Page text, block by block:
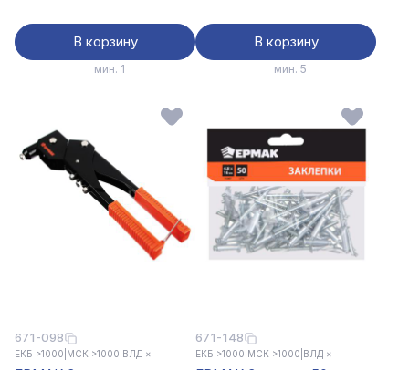
В корзину
мин. 1
В корзину
мин. 5
671-098
ЕКБ >1000 МСК >1000 ВЛД ×
671-148
ЕКБ >1000 МСК >1000 ВЛД ×